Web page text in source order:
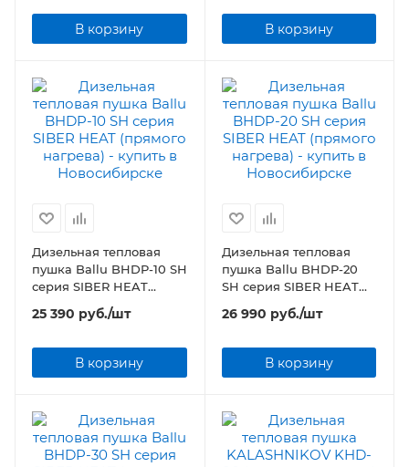
В корзину В корзину
Дизельная тепловая
пушка Ballu BHDP-10 SH
серия SIBER HEAT
(прямого нагрева)
25 390 руб./шт
В корзину
Дизельная тепловая
пушка Ballu BHDP-20
SH серия SIBER HEAT
(прямого нагрева)
26 990 руб./шт
В корзину